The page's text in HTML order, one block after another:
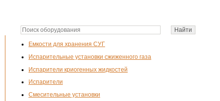
Емкости для хранения СУГ
Испарительные установки сжиженного газа
Испарители криогенных жидкостей
Испарители
Смесительные установки